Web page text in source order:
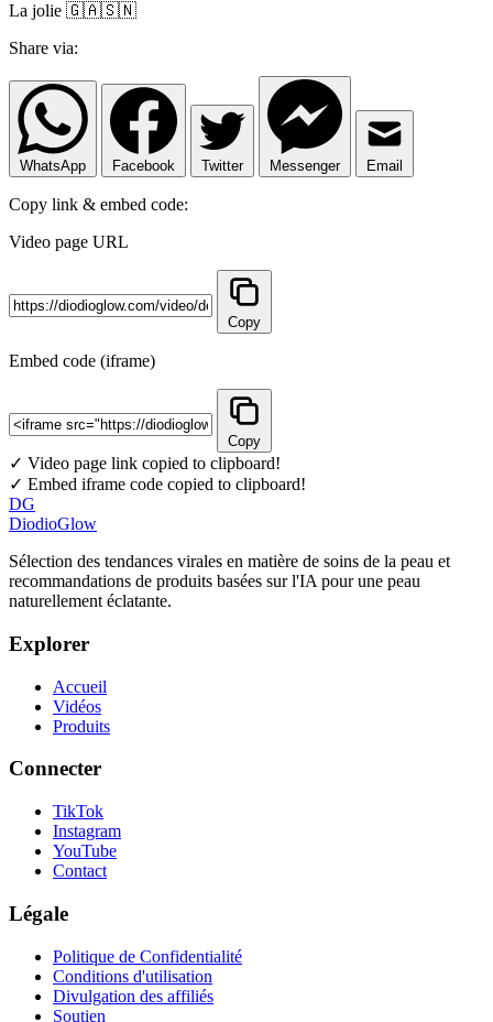
La jolie 🇬🇦🇸🇳
Share via:
WhatsApp Facebook Twitter Messenger Email
Copy link & embed code:
Video page URL
Copy
Embed code (iframe)
Copy
✓ Video page link copied to clipboard!
✓ Embed iframe code copied to clipboard!
DG
DiodioGlow
Sélection des tendances virales en matière de soins de la peau et
recommandations de produits basées sur l'IA pour une peau
naturellement éclatante.
Explorer
Accueil
Vidéos
Produits
Connecter
TikTok
Instagram
YouTube
Contact
Légale
Politique de Confidentialité
Conditions d'utilisation
Divulgation des affiliés
Soutien